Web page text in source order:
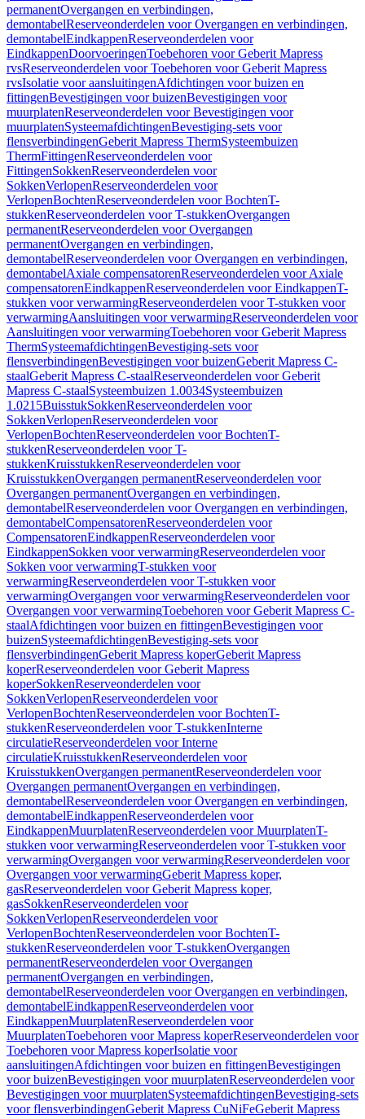
permanentOvergangen en verbindingen,
demontabelReserveonderdelen voor Overgangen en verbindingen,
demontabelEindkappenReserveonderdelen voor
EindkappenDoorvoeringenToebehoren voor Geberit Mapress
rvsReserveonderdelen voor Toebehoren voor Geberit Mapress
rvsIsolatie voor aansluitingenAfdichtingen voor buizen en
fittingenBevestigingen voor buizenBevestigingen voor
muurplatenReserveonderdelen voor Bevestigingen voor
muurplatenSysteemafdichtingenBevestiging-sets voor
flensverbindingenGeberit Mapress ThermSysteembuizen
ThermFittingenReserveonderdelen voor
FittingenSokkenReserveonderdelen voor
SokkenVerlopenReserveonderdelen voor
VerlopenBochtenReserveonderdelen voor BochtenT-
stukkenReserveonderdelen voor T-stukkenOvergangen
permanentReserveonderdelen voor Overgangen
permanentOvergangen en verbindingen,
demontabelReserveonderdelen voor Overgangen en verbindingen,
demontabelAxiale compensatorenReserveonderdelen voor Axiale
compensatorenEindkappenReserveonderdelen voor EindkappenT-
stukken voor verwarmingReserveonderdelen voor T-stukken voor
verwarmingAansluitingen voor verwarmingReserveonderdelen voor
Aansluitingen voor verwarmingToebehoren voor Geberit Mapress
ThermSysteemafdichtingenBevestiging-sets voor
flensverbindingenBevestigingen voor buizenGeberit Mapress C-
staalGeberit Mapress C-staalReserveonderdelen voor Geberit
Mapress C-staalSysteembuizen 1.0034Systeembuizen
1.0215BuisstukSokkenReserveonderdelen voor
SokkenVerlopenReserveonderdelen voor
VerlopenBochtenReserveonderdelen voor BochtenT-
stukkenReserveonderdelen voor T-
stukkenKruisstukkenReserveonderdelen voor
KruisstukkenOvergangen permanentReserveonderdelen voor
Overgangen permanentOvergangen en verbindingen,
demontabelReserveonderdelen voor Overgangen en verbindingen,
demontabelCompensatorenReserveonderdelen voor
CompensatorenEindkappenReserveonderdelen voor
EindkappenSokken voor verwarmingReserveonderdelen voor
Sokken voor verwarmingT-stukken voor
verwarmingReserveonderdelen voor T-stukken voor
verwarmingOvergangen voor verwarmingReserveonderdelen voor
Overgangen voor verwarmingToebehoren voor Geberit Mapress C-
staalAfdichtingen voor buizen en fittingenBevestigingen voor
buizenSysteemafdichtingenBevestiging-sets voor
flensverbindingenGeberit Mapress koperGeberit Mapress
koperReserveonderdelen voor Geberit Mapress
koperSokkenReserveonderdelen voor
SokkenVerlopenReserveonderdelen voor
VerlopenBochtenReserveonderdelen voor BochtenT-
stukkenReserveonderdelen voor T-stukkenInterne
circulatieReserveonderdelen voor Interne
circulatieKruisstukkenReserveonderdelen voor
KruisstukkenOvergangen permanentReserveonderdelen voor
Overgangen permanentOvergangen en verbindingen,
demontabelReserveonderdelen voor Overgangen en verbindingen,
demontabelEindkappenReserveonderdelen voor
EindkappenMuurplatenReserveonderdelen voor MuurplatenT-
stukken voor verwarmingReserveonderdelen voor T-stukken voor
verwarmingOvergangen voor verwarmingReserveonderdelen voor
Overgangen voor verwarmingGeberit Mapress koper,
gasReserveonderdelen voor Geberit Mapress koper,
gasSokkenReserveonderdelen voor
SokkenVerlopenReserveonderdelen voor
VerlopenBochtenReserveonderdelen voor BochtenT-
stukkenReserveonderdelen voor T-stukkenOvergangen
permanentReserveonderdelen voor Overgangen
permanentOvergangen en verbindingen,
demontabelReserveonderdelen voor Overgangen en verbindingen,
demontabelEindkappenReserveonderdelen voor
EindkappenMuurplatenReserveonderdelen voor
MuurplatenToebehoren voor Mapress koperReserveonderdelen voor
Toebehoren voor Mapress koperIsolatie voor
aansluitingenAfdichtingen voor buizen en fittingenBevestigingen
voor buizenBevestigingen voor muurplatenReserveonderdelen voor
Bevestigingen voor muurplatenSysteemafdichtingenBevestiging-sets
voor flensverbindingenGeberit Mapress CuNiFeGeberit Mapress